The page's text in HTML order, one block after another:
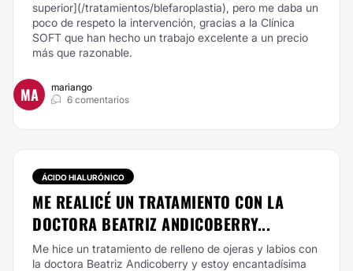
superior](/tratamientos/blefaroplastia), pero me daba un
poco de respeto la intervención, gracias a la Clínica
SOFT que han hecho un trabajo excelente a un precio
más que razonable.
MA
mariango
6 comentarios
ÁCIDO HIALURÓNICO
ME REALICÉ UN TRATAMIENTO CON LA
DOCTORA BEATRIZ ANDICOBERRY...
Me hice un tratamiento de relleno de ojeras y labios con
la doctora Beatriz Andicoberry y estoy encantadísima